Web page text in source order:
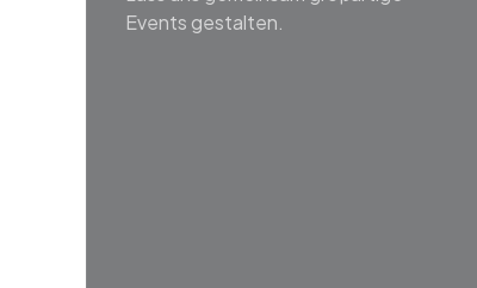
Events gestalten.